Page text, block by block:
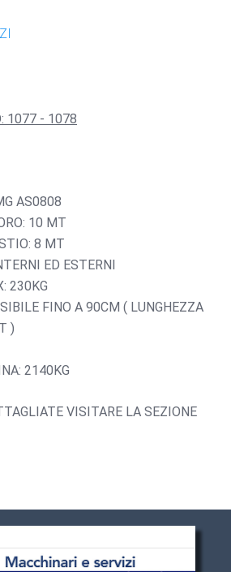
1077 - 1078
AS0808
10 MT
8 MT
ED ESTERNI
230KG
FINO A 90CM ( LUNGHEZZA
)
2140KG
VISITARE LA SEZIONE